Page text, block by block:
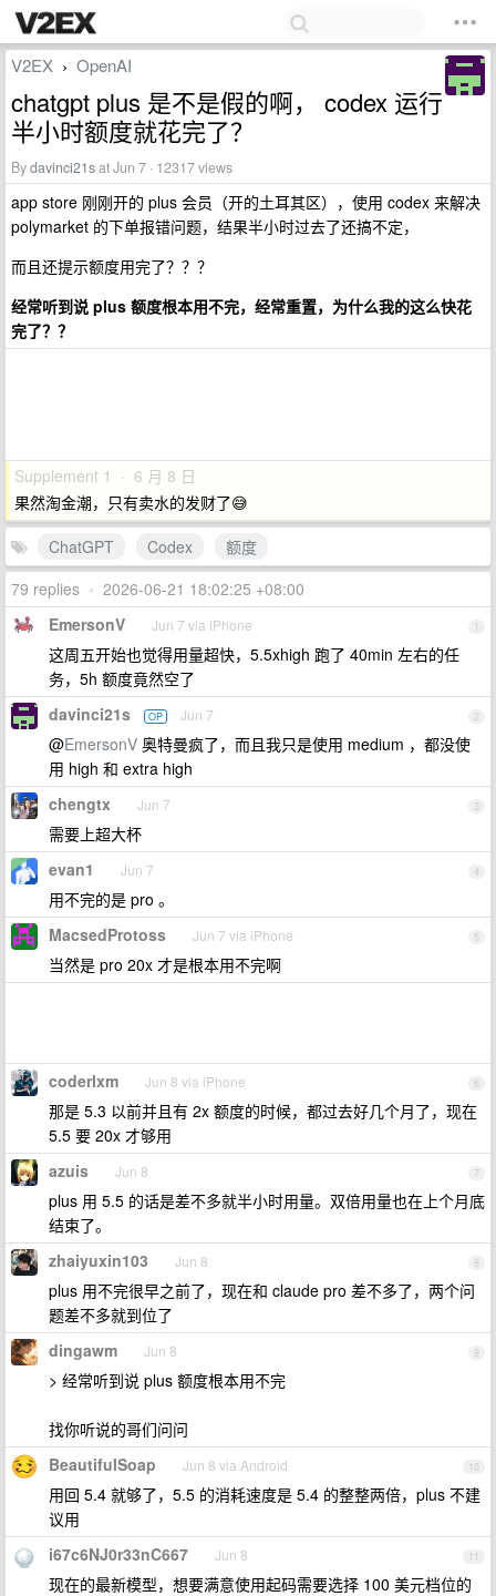
V2EX › OpenAI
chatgpt plus 是不是假的啊， codex 运行
半小时额度就花完了？
Bydavinci21sat Jun 7 · 12317 views
app store 刚刚开的 plus 会员（开的土耳其区），使用 codex 来解决
polymarket 的下单报错问题，结果半小时过去了还搞不定，
而且还提示额度用完了？？？
经常听到说 plus 额度根本用不完，经常重置，为什么我的这么快花
完了？？
Supplement 1 · 6 月 8 日
果然淘金潮，只有卖水的发财了😅
ChatGPT
Codex
额度
79 replies • 2026-06-21 18:02:25 +08:00
1
EmersonV Jun 7 via iPhone
这周五开始也觉得用量超快，5.5xhigh 跑了 40min 左右的任
务，5h 额度竟然空了
2
davinci21s OP Jun 7
@EmersonV 奥特曼疯了，而且我只是使用 medium ，都没使
用 high 和 extra high
3
chengtx Jun 7
需要上超大杯
4
evan1 Jun 7
用不完的是 pro 。
5
MacsedProtoss Jun 7 via iPhone
当然是 pro 20x 才是根本用不完啊
6
coderlxm Jun 8 via iPhone
那是 5.3 以前并且有 2x 额度的时候，都过去好几个月了，现在
5.5 要 20x 才够用
7
azuis Jun 8
plus 用 5.5 的话是差不多就半小时用量。双倍用量也在上个月底
结束了。
8
zhaiyuxin103 Jun 8
plus 用不完很早之前了，现在和 claude pro 差不多了，两个问
题差不多就到位了
9
dingawm Jun 8
> 经常听到说 plus 额度根本用不完
找你听说的哥们问问
10
BeautifulSoap Jun 8 via Android
用回 5.4 就够了，5.5 的消耗速度是 5.4 的整整两倍，plus 不建
议用
11
i67c6NJ0r33nC667 Jun 8
现在的最新模型，想要满意使用起码需要选择 100 美元档位的